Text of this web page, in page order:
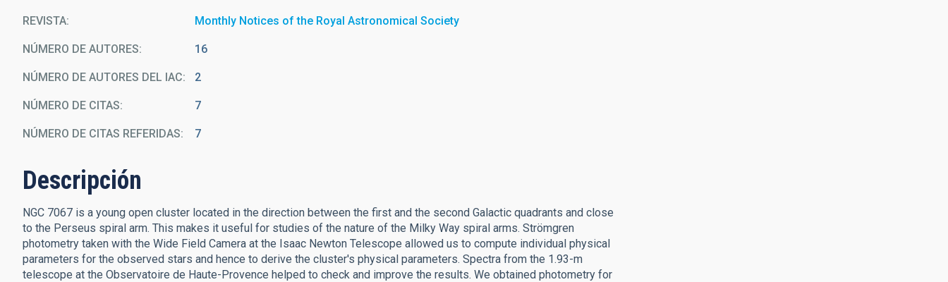
REVISTA Monthly Notices of the Royal Astronomical Society
NÚMERO DE AUTORES 16
NÚMERO DE AUTORES DEL IAC 2
NÚMERO DE CITAS 7
NÚMERO DE CITAS REFERIDAS 7
Descripción
NGC 7067 is a young open cluster located in the direction between the first and the second Galactic quadrants and close
to the Perseus spiral arm. This makes it useful for studies of the nature of the Milky Way spiral arms. Strömgren
photometry taken with the Wide Field Camera at the Isaac Newton Telescope allowed us to compute individual physical
parameters for the observed stars and hence to derive the cluster's physical parameters. Spectra from the 1.93-m
telescope at the Observatoire de Haute-Provence helped to check and improve the results. We obtained photometry for